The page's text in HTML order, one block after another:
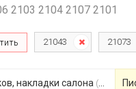
2103 2104 2107 2101
21043 21073
накладки салона (51)